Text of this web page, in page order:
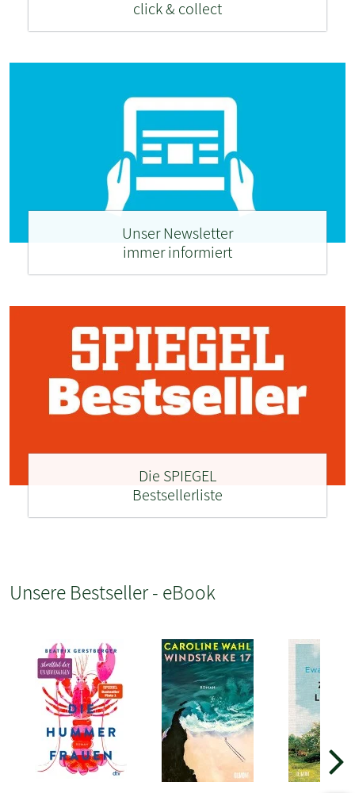
click & collect
Unser Newsletter
immer informiert
Die SPIEGEL
Bestsellerliste
Unsere Bestseller - eBook